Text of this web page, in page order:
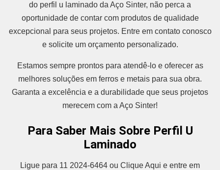
do perfil u laminado da Aço Sinter, não perca a
oportunidade de contar com produtos de qualidade
excepcional para seus projetos. Entre em contato conosco
e solicite um orçamento personalizado.
Estamos sempre prontos para atendê-lo e oferecer as
melhores soluções em ferros e metais para sua obra.
Garanta a excelência e a durabilidade que seus projetos
merecem com a Aço Sinter!
Para Saber Mais Sobre Perfil U
Laminado
Ligue para 11 2024-6464 ou Clique Aqui e entre em